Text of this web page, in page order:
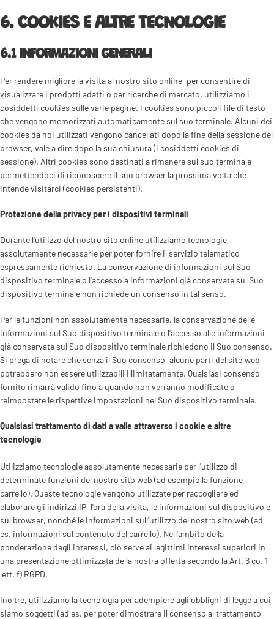
6. COOKIES E ALTRE TECNOLOGIE
6.1 INFORMAZIONI GENERALI
Per rendere migliore la visita al nostro sito online, per consentire di
visualizzare i prodotti adatti o per ricerche di mercato, utilizziamo i
cosiddetti cookies sulle varie pagine. I cookies sono piccoli file di testo
che vengono memorizzati automaticamente sul suo terminale. Alcuni dei
cookies da noi utilizzati vengono cancellati dopo la fine della sessione del
browser, vale a dire dopo la sua chiusura (i cosiddetti cookies di
sessione). Altri cookies sono destinati a rimanere sul suo terminale
permettendoci di riconoscere il suo browser la prossima volta che
intende visitarci (cookies persistenti).
Protezione della privacy per i dispositivi terminali
Durante l'utilizzo del nostro sito online utilizziamo tecnologie
assolutamente necessarie per poter fornire il servizio telematico
espressamente richiesto. La conservazione di informazioni sul Suo
dispositivo terminale o l'accesso a informazioni già conservate sul Suo
dispositivo terminale non richiede un consenso in tal senso.
Per le funzioni non assolutamente necessarie, la conservazione delle
informazioni sul Suo dispositivo terminale o l'accesso alle informazioni
già conservate sul Suo dispositivo terminale richiedono il Suo consenso.
Si prega di notare che senza il Suo consenso, alcune parti del sito web
potrebbero non essere utilizzabili illimitatamente. Qualsiasi consenso
fornito rimarrà valido fino a quando non verranno modificate o
reimpostate le rispettive impostazioni nel Suo dispositivo terminale.
Qualsiasi trattamento di dati a valle attraverso i cookie e altre
tecnologie
Utilizziamo tecnologie assolutamente necessarie per l'utilizzo di
determinate funzioni del nostro sito web (ad esempio la funzione
carrello). Queste tecnologie vengono utilizzate per raccogliere ed
elaborare gli indirizzi IP, l'ora della visita, le informazioni sul dispositivo e
sul browser, nonché le informazioni sull'utilizzo del nostro sito web (ad
es. informazioni sul contenuto del carrello). Nell'ambito della
ponderazione degli interessi, ciò serve ai legittimi interessi superiori in
una presentazione ottimizzata della nostra offerta secondo la Art. 6 co. 1
lett. f) RGPD.
Inoltre, utilizziamo la tecnologia per adempiere agli obblighi di legge a cui
siamo soggetti (ad es. per poter dimostrare il consenso al trattamento